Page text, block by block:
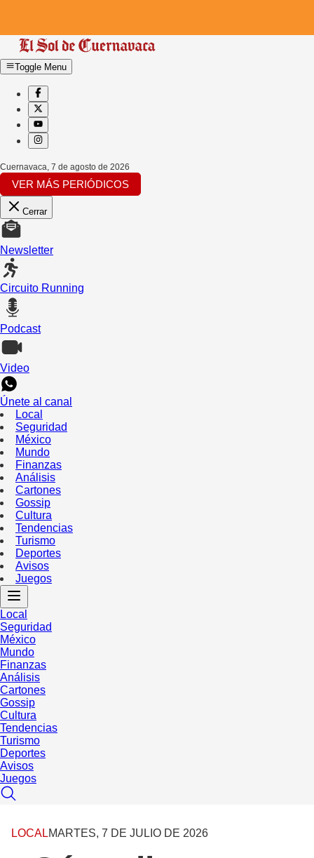
Toggle Menu
Cuernavaca 7 de agosto de 2026
VER MÁS PERIÓDICOS
Cerrar
Newsletter
Circuito Running
Podcast
Video
Únete al canal
Local
Seguridad
México
Mundo
Finanzas
Análisis
Cartones
Gossip
Cultura
Tendencias
Turismo
Deportes
Avisos
Juegos
Local
Seguridad
México
Mundo
Finanzas
Análisis
Cartones
Gossip
Cultura
Tendencias
Turismo
Deportes
Avisos
Juegos
LOCALMARTES, 7 DE JULIO DE 2026